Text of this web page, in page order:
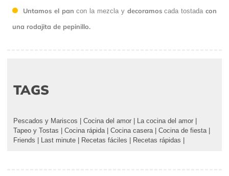
Untamos el pancon la mezcla y decoramoscada tostadacon
una rodajita de pepinillo.
TAGS
Pescados y Mariscos Cocina del amor La cocina del amor
Tapeo y Tostas
Cocina rápida Cocina casera Cocina de fiesta
Friends
Last minute Recetas fáciles Recetas rápidas